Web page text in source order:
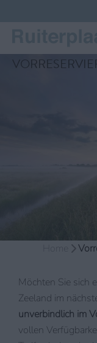
Möchten Sie sich
Zeeland im
unverbindlich im
vollen